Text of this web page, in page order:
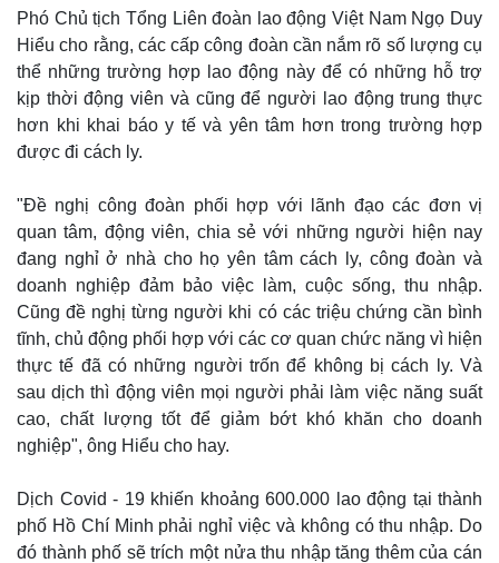
Hồ sơ
E-Magazine
Infographic
Phó Chủ tịch Tổng Liên đoàn lao động Việt Nam Ngọ Duy
Hiểu cho rằng, các cấp công đoàn cần nắm rõ số lượng cụ
thể những trường hợp lao động này để có những hỗ trợ
kịp thời động viên và cũng để người lao động trung thực
hơn khi khai báo y tế và yên tâm hơn trong trường hợp
được đi cách ly.
"Đề nghị công đoàn phối hợp với lãnh đạo các đơn vị
quan tâm, động viên, chia sẻ với những người hiện nay
đang nghỉ ở nhà cho họ yên tâm cách ly, công đoàn và
doanh nghiệp đảm bảo việc làm, cuộc sống, thu nhập.
Cũng đề nghị từng người khi có các triệu chứng cần bình
tĩnh, chủ động phối hợp với các cơ quan chức năng vì hiện
thực tế đã có những người trốn để không bị cách ly. Và
sau dịch thì động viên mọi người phải làm việc năng suất
cao, chất lượng tốt để giảm bớt khó khăn cho doanh
nghiệp", ông Hiểu cho hay.
Dịch Covid - 19 khiến khoảng 600.000 lao động tại thành
phố Hồ Chí Minh phải nghỉ việc và không có thu nhập. Do
đó thành phố sẽ trích một nửa thu nhập tăng thêm của cán